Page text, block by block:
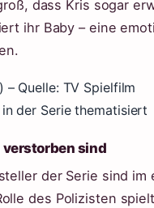
dass Kris sogar
ihr Baby – eine
– Quelle: TV Spielfilm
der Serie thematisiert
sind
der Serie sind
des Polizisten